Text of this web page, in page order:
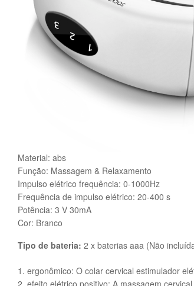
Material: abs
Função: Massagem & Relaxamento
Impulso elétrico frequência: 0-1000Hz
Frequência de impulso elétrico: 20-400 s
Potência: 3 V 30mA
Cor: Branco
Tipo de bateria: 2 x baterias aaa (Não
1. ergonômico: O colar cervical estimulador
2. efeito elétrico positivo: A massagem